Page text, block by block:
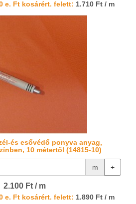
e. Ft kosárért. felett: 1.710 Ft / m
és esővédő ponyva anyag,
10 métertől (14815-10)
m +
2.100 Ft / m
e. Ft kosárért. felett: 1.890 Ft / m